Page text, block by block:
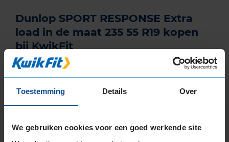
Toestemming Details Over
We gebruiken cookies voor een goed werkende site
Dunlop SPORT RESPONSE Extra
load in de maat 235 55 R19 kopen
bij KwikFit
Koop de Dunlop SPORT RESPONSE Extra load in
de maat 235 55 R19 eenvoudig online en plan
ook gelijk online je montageafspraak in bij jouw